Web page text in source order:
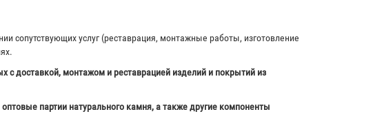
сопутствующих услуг (реставрация, монтажные работы, изготовление
с доставкой, монтажом и реставрацией изделий и покрытий из
партии натурального камня, а также другие компоненты